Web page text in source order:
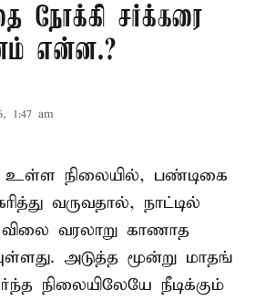
நோக்கி சர்க்கரை
என்ன.?
1:47 am
உள்ள நிலையில், பண்டிகை
வருவதால், நாட்டில்
வரலாறு காணாத
அடுத்த மூன்று மாதங்
நிலையிலேயே நீடிக்கும்